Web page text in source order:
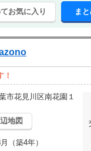
お気に入り ま
市花見川区南花園１
地図
（築4年）